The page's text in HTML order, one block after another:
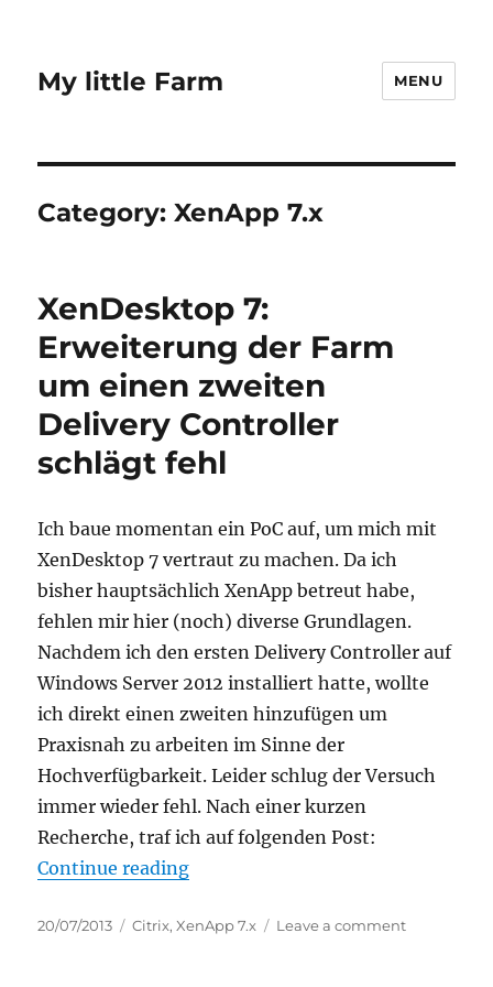
My little Farm MENU
Category:XenApp 7.x
XenDesktop 7:
Erweiterung der Farm
um einen zweiten
Delivery Controller
schlägt fehl
Ich baue momentan ein PoC auf, um mich mit
XenDesktop 7 vertraut zu machen. Da ich
bisher hauptsächlich XenApp betreut habe,
fehlen mir hier (noch) diverse Grundlagen.
Nachdem ich den ersten Delivery Controller auf
Windows Server 2012 installiert hatte, wollte
ich direkt einen zweiten hinzufügen um
Praxisnah zu arbeiten im Sinne der
Hochverfügbarkeit. Leider schlug der Versuch
immer wieder fehl. Nach einer kurzen
Recherche, traf ich auf folgenden Post:
Continue reading“XenDesktop 7: Erweiterung der
Posted
20/07/2013 Categories
Citrix,XenApp 7.x Leave a commenton